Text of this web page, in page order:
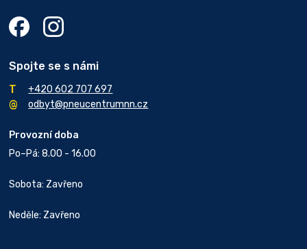
Spojte se s námi
+420 602 707 697
odbyt@pneucentrumnn.cz
Provozní doba
Po–Pá: 8.00 - 16.00
Sobota: Zavřeno
Neděle: Zavřeno